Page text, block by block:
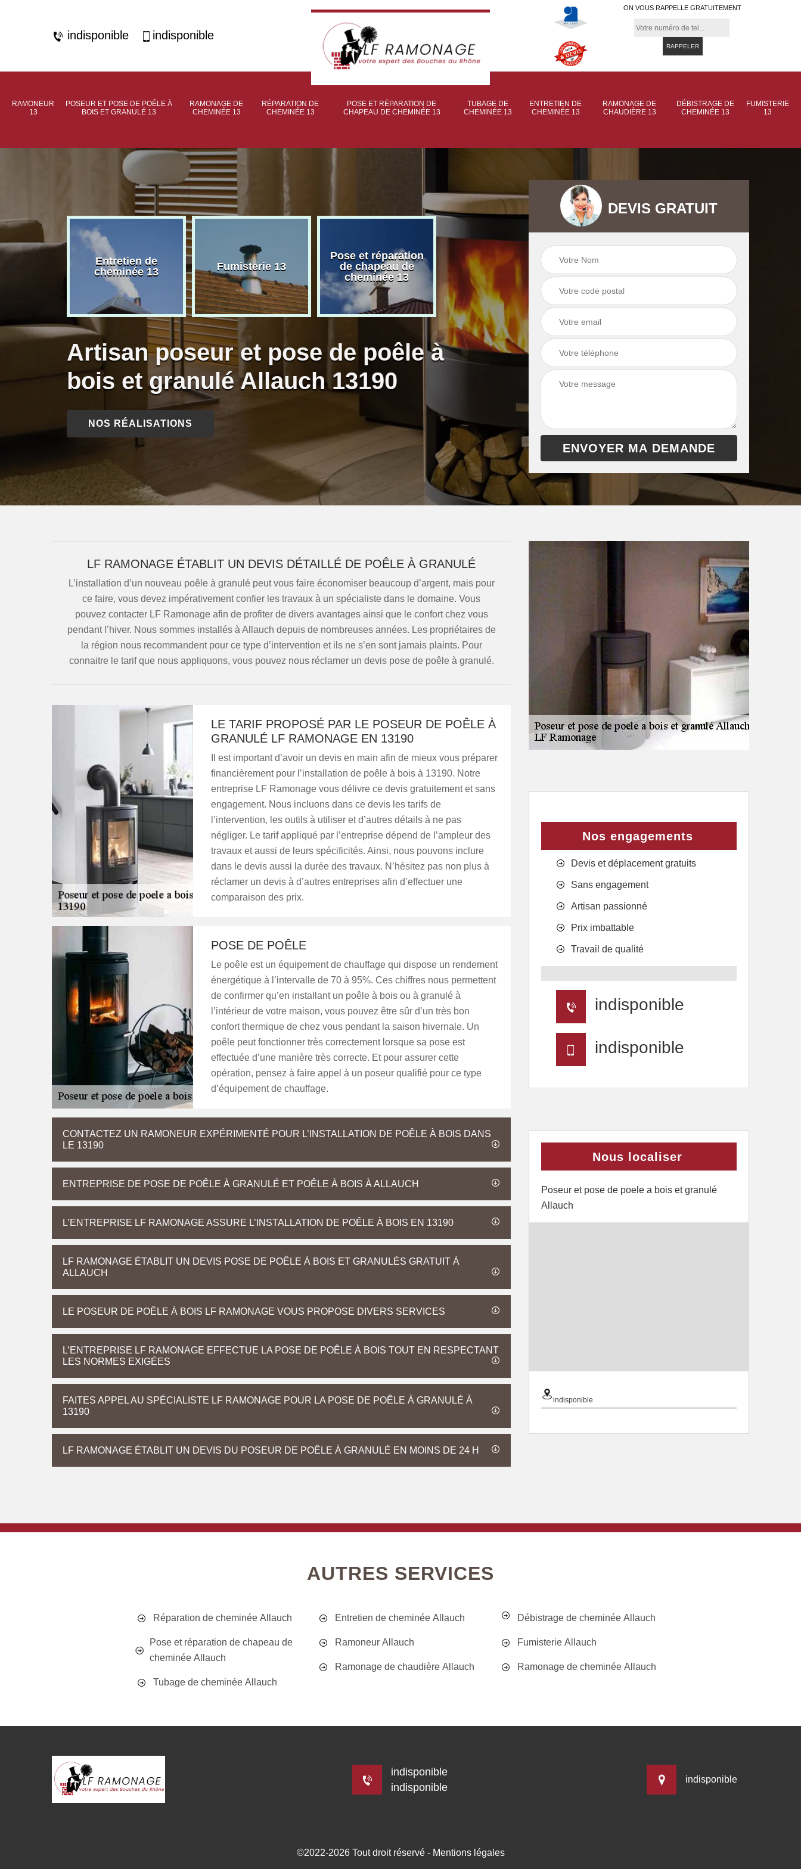
indisponible indisponible
ON VOUS RAPPELLE GRATUITEMENT
RAMONEUR
13
POSEUR ET POSE DE POÊLE À
BOIS ET GRANULÉ 13
RAMONAGE DE
CHEMINÉE 13
RÉPARATION DE
CHEMINÉE 13
POSE ET RÉPARATION DE
CHAPEAU DE CHEMINÉE 13
TUBAGE DE
CHEMINÉE 13
ENTRETIEN DE
CHEMINÉE 13
RAMONAGE DE
CHAUDIÈRE 13
DÉBISTRAGE DE
CHEMINÉE 13
FUMISTERIE
13
Entretien de
cheminée 13
Fumisterie 13
Pose et réparation
de chapeau de
cheminée 13
Poseur et pose de
poêle à bois et
granulé 13
Ramonage de
chaudière 13
Ramonage de
cheminée 13
Artisan poseur et pose de poêle à
bois et granulé Allauch 13190
NOS RÉALISATIONS
DEVIS GRATUIT
LF RAMONAGE ÉTABLIT UN DEVIS DÉTAILLÉ DE POÊLE À GRANULÉ
L’installation d’un nouveau poêle à granulé peut vous faire économiser beaucoup d’argent, mais pour
ce faire, vous devez impérativement confier les travaux à un spécialiste dans le domaine. Vous
pouvez contacter LF Ramonage afin de profiter de divers avantages ainsi que le confort chez vous
pendant l’hiver. Nous sommes installés à Allauch depuis de nombreuses années. Les propriétaires de
la région nous recommandent pour ce type d’intervention et ils ne s’en sont jamais plaints. Pour
connaitre le tarif que nous appliquons, vous pouvez nous réclamer un devis pose de poêle à granulé.
LE TARIF PROPOSÉ PAR LE POSEUR DE POÊLE À
GRANULÉ LF RAMONAGE EN 13190
Il est important d’avoir un devis en main afin de mieux vous préparer
financièrement pour l’installation de poêle à bois à 13190. Notre
entreprise LF Ramonage vous délivre ce devis gratuitement et sans
engagement. Nous incluons dans ce devis les tarifs de
l’intervention, les outils à utiliser et d’autres détails à ne pas
négliger. Le tarif appliqué par l’entreprise dépend de l’ampleur des
travaux et aussi de leurs spécificités. Ainsi, nous pouvons inclure
dans le devis aussi la durée des travaux. N’hésitez pas non plus à
réclamer un devis à d’autres entreprises afin d’effectuer une
comparaison des prix.
POSE DE POÊLE
Le poêle est un équipement de chauffage qui dispose un rendement
énergétique à l’intervalle de 70 à 95%. Ces chiffres nous permettent
de confirmer qu’en installant un poêle à bois ou à granulé à
l’intérieur de votre maison, vous pouvez être sûr d’un très bon
confort thermique de chez vous pendant la saison hivernale. Un
poêle peut fonctionner très correctement lorsque sa pose est
effectuée d’une manière très correcte. Et pour assurer cette
opération, pensez à faire appel à un poseur qualifié pour ce type
d’équipement de chauffage.
CONTACTEZ UN RAMONEUR EXPÉRIMENTÉ POUR L’INSTALLATION DE POÊLE À BOIS DANS
LE 13190
ENTREPRISE DE POSE DE POÊLE À GRANULÉ ET POÊLE À BOIS À ALLAUCH
L’ENTREPRISE LF RAMONAGE ASSURE L’INSTALLATION DE POÊLE À BOIS EN 13190
LF RAMONAGE ÉTABLIT UN DEVIS POSE DE POÊLE À BOIS ET GRANULÉS GRATUIT À
ALLAUCH
LE POSEUR DE POÊLE À BOIS LF RAMONAGE VOUS PROPOSE DIVERS SERVICES
L’ENTREPRISE LF RAMONAGE EFFECTUE LA POSE DE POÊLE À BOIS TOUT EN RESPECTANT
LES NORMES EXIGÉES
FAITES APPEL AU SPÉCIALISTE LF RAMONAGE POUR LA POSE DE POÊLE À GRANULÉ À
13190
LF RAMONAGE ÉTABLIT UN DEVIS DU POSEUR DE POÊLE À GRANULÉ EN MOINS DE 24 H
Nos engagements
Devis et déplacement gratuits
Sans engagement
Artisan passionné
Prix imbattable
Travail de qualité
indisponible
indisponible
Nous localiser
Poseur et pose de poele a bois et granulé
Allauch
indisponible
AUTRES SERVICES
Réparation de cheminée Allauch
Pose et réparation de chapeau de
cheminée Allauch
Tubage de cheminée Allauch
Entretien de cheminée Allauch
Ramoneur Allauch
Ramonage de chaudière Allauch
Débistrage de cheminée Allauch
Fumisterie Allauch
Ramonage de cheminée Allauch
indisponible
indisponible
indisponible
©2022-2026 Tout droit réservé - Mentions légales